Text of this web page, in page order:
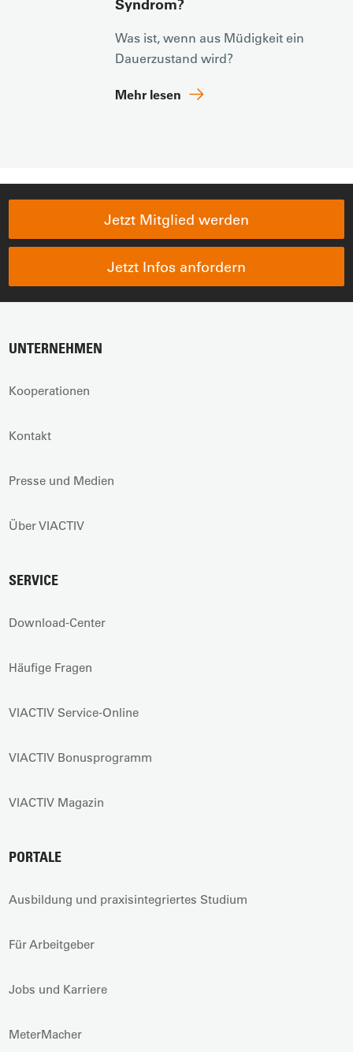
Syndrom?
Was ist, wenn aus Müdigkeit ein
Dauerzustand wird?
Mehr lesen
Jetzt Mitglied werden
Jetzt Infos anfordern
UNTERNEHMEN
Kooperationen
Kontakt
Presse und Medien
Über VIACTIV
SERVICE
Download-Center
Häufige Fragen
VIACTIV Service-Online
VIACTIV Bonusprogramm
VIACTIV Magazin
PORTALE
Ausbildung und praxisintegriertes Studium
Für Arbeitgeber
Jobs und Karriere
MeterMacher